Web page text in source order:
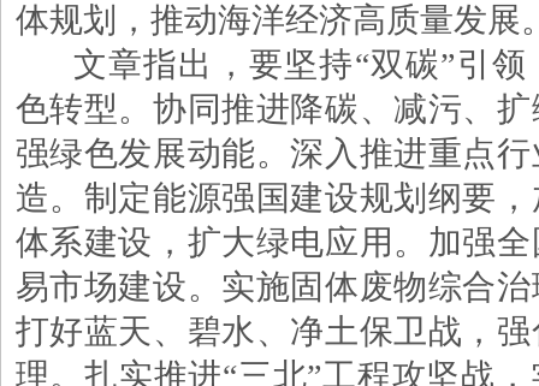
体规划，推动海洋经济高质量发展
文章指出，要坚持“双碳”引
色转型。协同推进降碳、减污、
强绿色发展动能。深入推进重点
造。制定能源强国建设规划纲要
体系建设，扩大绿电应用。加强
易市场建设。实施固体废物综合
打好蓝天、碧水、净土保卫战，
理。扎实推进“三北”工程攻坚战